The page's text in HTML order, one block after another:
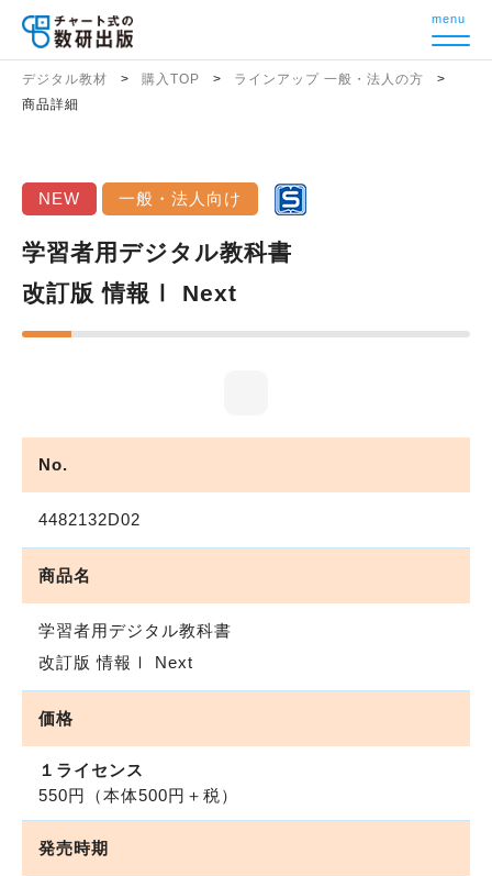
menu
デジタル教材 購入TOP
ラインアップ 一般・法人の方
商品詳細
NEW 一般・法人向け
学習者用デジタル教科書
改訂版 情報Ⅰ Next
No.
4482132D02
商品名
学習者用デジタル教科書
改訂版 情報Ⅰ Next
価格
１ライセンス
550円
（本体500円＋税）
発売時期